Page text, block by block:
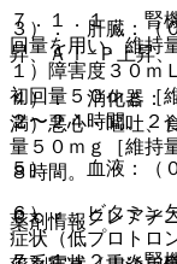
３）． 肝臓：（
昇、Ａｌ−Ｐ上昇
４）． 消化器：
満）悪心・嘔吐、
５）． 血液：（
６）． ビタミン
症状（低プロトロ
７．１．１． 腎
回量を用い、維持
１）障害度３０ｍ
初回量５０ｍｇ［
２〜２４時間、２
量５０ｍｇ［維持
８時間。
Ｃｃｒ：クレアチ
薬剤情報